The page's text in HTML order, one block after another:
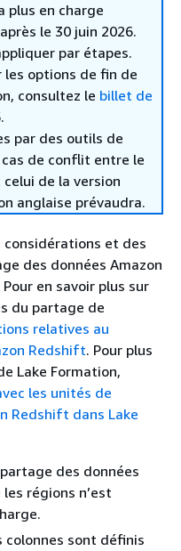
plus en charge
le 30 juin 2026.
par étapes.
options de fin de
consultez le billet de
par des outils de
de conflit entre le
de la version
anglaise prévaudra.
considérations et des
des données Amazon
en savoir plus sur
du partage de
relatives au
Redshift. Pour plus
Lake Formation,
les unités de
Redshift dans Lake
des données
régions n’est
colonnes sont définis